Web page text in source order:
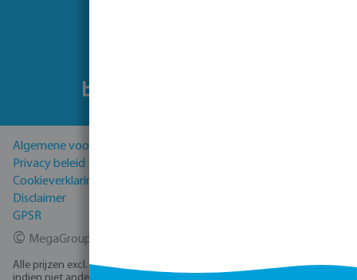
Algemene voorwaarden
Privacy beleid
Cookieverklaring
Disclaimer
GPSR
© MegaGroup Trade 2026
Alle prijzen excl. BTW plus
en eventuele bezorgkosten,